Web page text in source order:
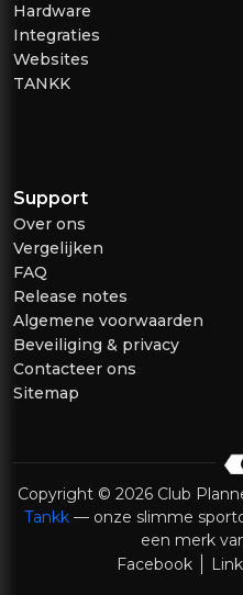
Hardware
Integraties
Websites
TANKK
Support
Over ons
Vergelijken
FAQ
Release notes
Algemene voorwaarden
Beveiliging & privacy
Contacteer ons
Sitemap
Copyright © 2026 Club
Tankk — onze slimme
een merk
Facebook